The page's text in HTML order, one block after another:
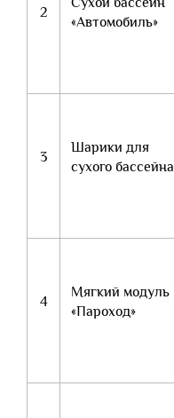
2
«Автомобиль»
3
Шарики для
сухого бассейна
4
Мягкий модуль
«Пароход»